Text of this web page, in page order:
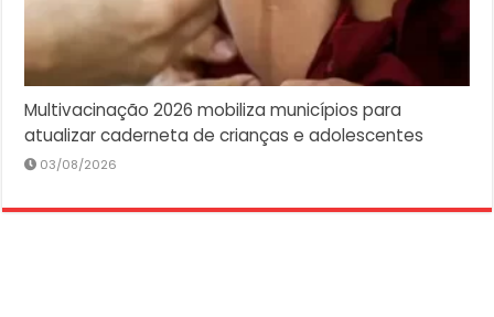
Multivacinação 2026 mobiliza municípios para
atualizar caderneta de crianças e adolescentes
03/08/2026